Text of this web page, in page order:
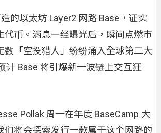
的以太坊 Layer2 网路 Base，证实
代币。消息一经曝光后，瞬间点燃市
数「空投猎人」纷纷涌入全球第二大
计 Base 将引爆新一波链上交互狂
Pollak 周一在年度 BaseCamp 大
们将会探索发行一款属于这个网路的